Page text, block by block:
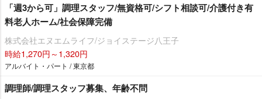
「週3から可」調理スタッフ/無資格可/シフト相談可/介護付き有
料老人ホーム/社会保障完備
株式会社エヌエムライフ/ジョイステージ八王子
時給1,270円～1,320円
アルバイト・パート / 東京都
調理師/調理スタッフ募集、年齢不問